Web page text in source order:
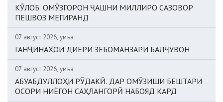
КӮЛОБ. ОМӮЗГОРОН ҶАШНИ МИЛЛИРО САЗОВОР
ПЕШВОЗ МЕГИРАНД
07 август 2026, Ҷумъа
ГАНҶИНАҲОИ ДИЁРИ ЗЕБОМАНЗАРИ БАЛҶУВОН
07 август 2026, Ҷумъа
АБУАБДУЛЛОҲИ РӮДАКӢ. ДАР ОМӮЗИШИ БЕШТАРИ
ОСОРИ НИЁГОН САҲЛАНГОРӢ НАБОЯД КАРД